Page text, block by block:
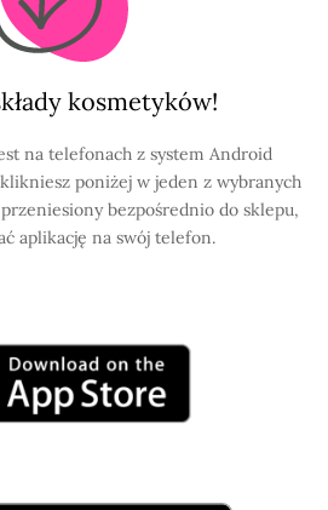
kosmetyków!
na telefonach z system Android
poniżej w jeden z wybranych
bezpośrednio do sklepu,
aplikację na swój telefon.